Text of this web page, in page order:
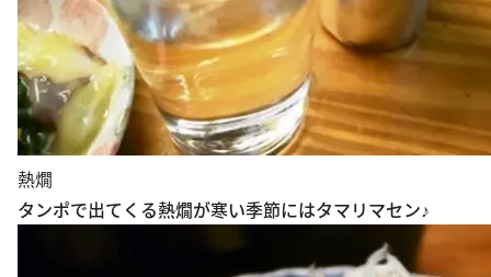
熱燗
タンポで出てくる熱燗が寒い季節にはタマリマセン♪